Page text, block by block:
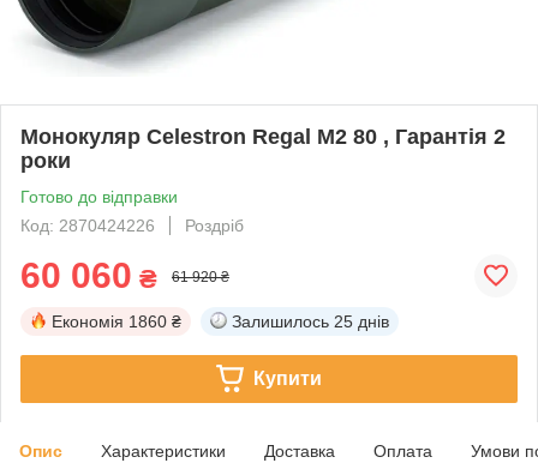
Монокуляр Celestron Regal M2 80 , Гарантія 2
роки
Готово до відправки
Код: 2870424226
Роздріб
60 060 ₴ 61 920 ₴
Економія 1860 ₴ Залишилось 25 днів
Купити
Опис Характеристики Доставка Оплата Умови